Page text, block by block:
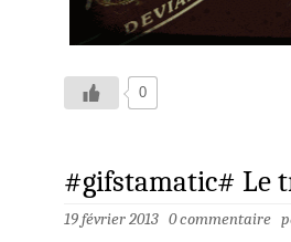
0
#gifstamatic# Le
19 février 2013 0 commentaire